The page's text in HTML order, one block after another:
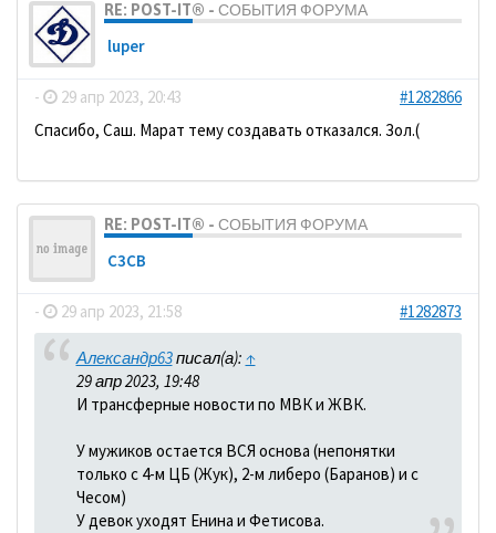
RE: POST-IT® - СОБЫТИЯ ФОРУМА
luper
- 29 апр 2023, 20:43
#1282866
Спасибо, Саш. Марат тему создавать отказался. Зол.(
RE: POST-IT® - СОБЫТИЯ ФОРУМА
C3CB
- 29 апр 2023, 21:58 #1282873
Александр63писал(а): ↑
29 апр 2023, 19:48
И трансферные новости по МВК и ЖВК.
У мужиков остается ВСЯ основа (непонятки
только с 4-м ЦБ (Жук), 2-м либеро (Баранов) и с
Чесом)
У девок уходят Енина и Фетисова.